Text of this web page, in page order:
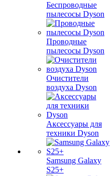
Беспроводные
пылесосы Dyson
Проводные
пылесосы Dyson
Очистители
воздуха Dyson
Аксессуары для
техники Dyson
Samsung Galaxy
S25+